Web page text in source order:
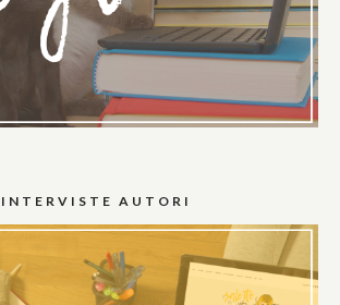
INTERVISTE AUTORI